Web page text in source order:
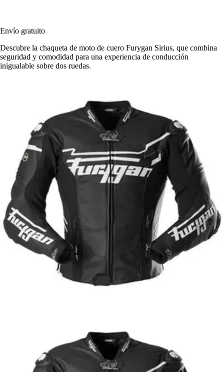
Envío gratuito
Descubre la chaqueta de moto de cuero Furygan Sirius, que combina
seguridad y comodidad para una experiencia de conducción
inigualable sobre dos ruedas.